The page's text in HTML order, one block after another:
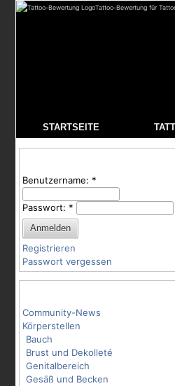
Tattoo-Bewertung für
STARTSEITE
Benutzername: *
Passwort: *
Registrieren
Passwort vergessen
Community-News
Körperstellen
Bauch
Brust und Dekolleté
Genitalbereich
Gesäß und Becken